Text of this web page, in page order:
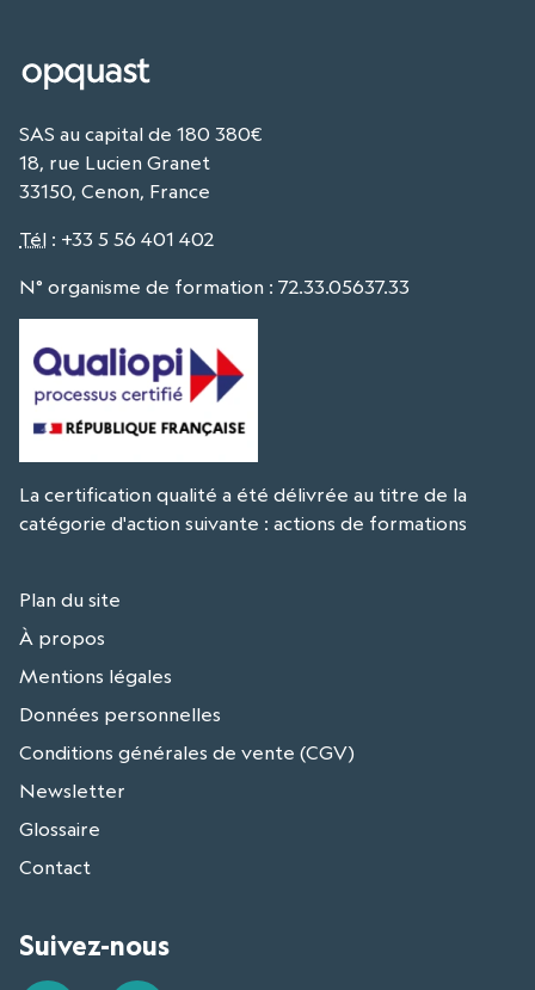
SAS au capital de 180 380€
18, rue Lucien Granet
33150, Cenon, France
Tél : +33 5 56 401 402
N° organisme de formation : 72.33.05637.33
La certification qualité a été délivrée au titre de la
catégorie d'action suivante : actions de formations
Plan du site
À propos
Mentions légales
Données personnelles
Conditions générales de vente (CGV)
Newsletter
Glossaire
Contact
Suivez-nous